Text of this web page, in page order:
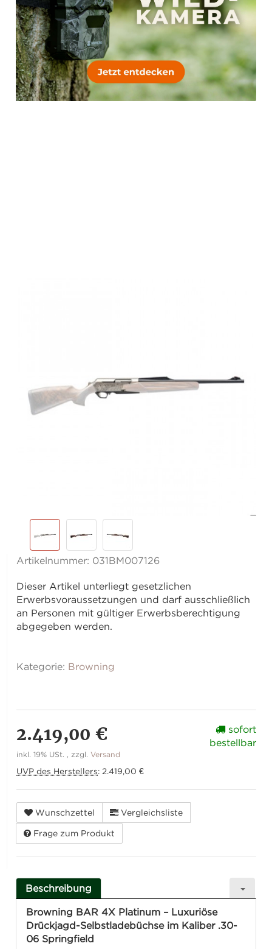
Artikelnummer: 031BM007126
Dieser Artikel unterliegt gesetzlichen
Erwerbsvoraussetzungen und darf ausschließlich
an Personen mit gültiger Erwerbsberechtigung
abgegeben werden.
Kategorie: Browning
2.419,00 €
inkl. 19% USt. , zzgl.Versand
UVP des Herstellers: 2.419,00 €
sofort
bestellbar
Wunschzettel Vergleichsliste
Frage zum Produkt
Beschreibung
Browning BAR 4X Platinum – Luxuriöse
Drückjagd-Selbstladebüchse im Kaliber .30-
06 Springfield